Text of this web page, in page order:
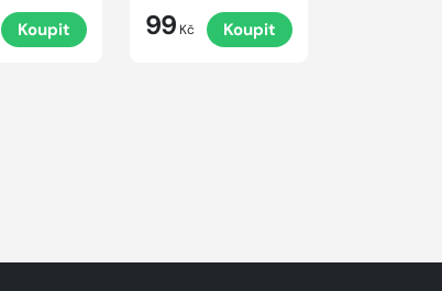
Koupit 99 Kč Koupit